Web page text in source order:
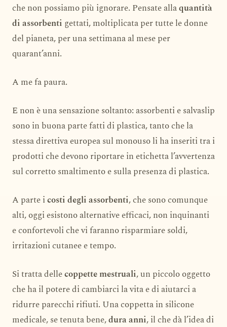
che non possiamo più ignorare. Pensate allaquantità
di assorbenti gettati, moltiplicata per tutte le donne
del pianeta, per una settimana al mese per
quarant’anni.
A me fa paura.
E non è una sensazione soltanto: assorbenti e salvaslip
sono in buona parte fatti di plastica, tanto che la
stessa direttiva europea sul monouso li ha inseriti tra i
prodotti che devono riportare in etichetta l’avvertenza
sul corretto smaltimento e sulla presenza di plastica.
A parte icosti degli assorbenti, che sono comunque
alti, oggi esistono alternative efficaci, non inquinanti
e confortevoli che vi faranno risparmiare soldi,
irritazioni cutanee e tempo.
Si tratta dellecoppette mestruali, un piccolo oggetto
che ha il potere di cambiarci la vita e di aiutarci a
ridurre parecchi rifiuti. Una coppetta in silicone
medicale, se tenuta bene,dura anni, il che dà l’idea di